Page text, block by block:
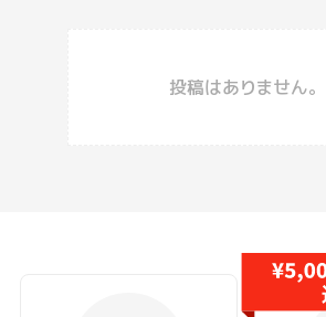
投稿はありません。